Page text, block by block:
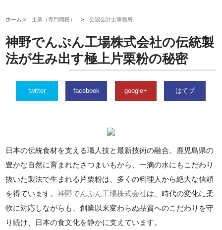
ホーム >士業（専門職種） >公認会計士事務所
神野でんぷん工場株式会社の伝統製
法が生み出す極上片栗粉の秘密
twitter facebook google+ はてブ
日本の伝統食材を支える職人技と最新技術の融合。鹿児島県の
豊かな自然に育まれたさつまいもから、一滴の水にもこだわり
抜いた製法で生まれる片栗粉は、多くの料理人から絶大な信頼
を得ています。神野でんぷん工場株式会社は、時代の変化に柔
軟に対応しながらも、創業以来変わらぬ品質へのこだわりを守
り続け、日本の食文化を静かに支えています。